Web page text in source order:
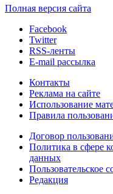
Полная версия сайта
Facebook
Twitter
RSS-ленты
E-mail рассылка
Контакты
Реклама на сайте
Использование
Правила
Договор
Политика в сфере
данных
Пользовательское
Редакция